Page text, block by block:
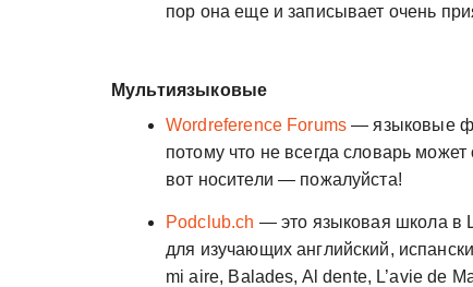
пор она еще и записывает очень
Мультиязыковые
Wordreference Forums — языковые
потому что не всегда словарь
вот носители — пожалуйста!
Podclub.ch — это языковая школа в
для изучающих английский,
mi aire, Balades, Al dente, L’avie de